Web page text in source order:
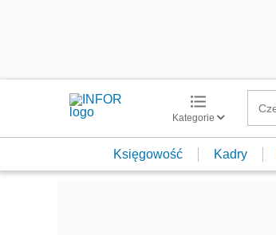
Kategorie
Księgowość Kadry